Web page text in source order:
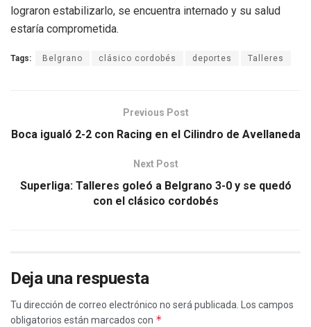
lograron estabilizarlo, se encuentra internado y su salud
estaría comprometida.
Tags: Belgrano clásico cordobés deportes Talleres
Previous Post
Boca igualó 2-2 con Racing en el Cilindro de Avellaneda
Next Post
Superliga: Talleres goleó a Belgrano 3-0 y se quedó
con el clásico cordobés
Deja una respuesta
Tu dirección de correo electrónico no será publicada.
Los campos
obligatorios están marcados con *